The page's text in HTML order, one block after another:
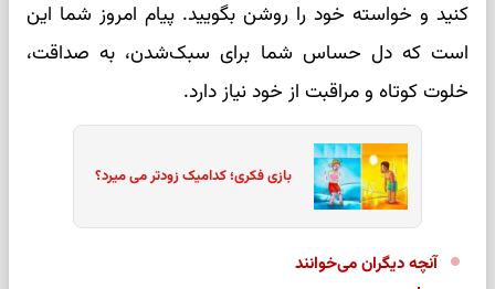
کنید و خواسته خود را روشن بگویید. پیام امروز شما این
است که دل حساس شما برای سبک‌شدن، به صداقت،
خلوت کوتاه و مراقبت از خود نیاز دارد.
بازی فکری؛ کدامیک زودتر می میرد؟
آنچه دیگران می‌خوانند